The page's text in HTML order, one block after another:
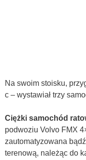
Na swoim stoisku,
c – wystawiał trzy
Ciężki samochód
podwoziu Volvo FMX
zautomatyzowana
terenową, należąc do